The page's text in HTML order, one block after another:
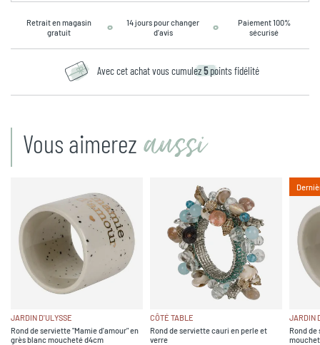
Retrait en magasin
gratuit
14 jours pour changer
d’avis
Paiement 100%
sécurisé
Avec cet achat vous cumulez5 points fidélité
Vous aimerez aussi
JARDIN D'ULYSSE
Rond de serviette "Mamie d'amour" en
grès blanc moucheté d4cm
CÔTÉ TABLE
Rond de serviette cauri en perle et
verre
JARDIN
Rond